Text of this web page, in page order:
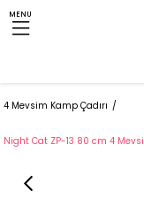
MENU
4 Mevsim Kamp Çadırı
Night Cat ZP-13 80 cm 4